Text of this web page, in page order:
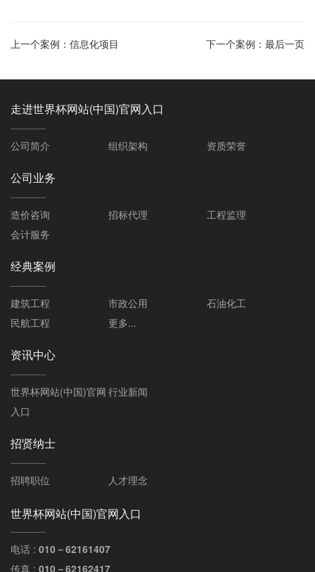
上一个案例： 信息化项目 下一个案例： 最后一页
走进世界杯网站(中国)官网入口
公司简介 组织架构 资质荣誉
公司业务
造价咨询 招标代理
工程监理
会计服务
经典案例
建筑工程 市政公用
石油化工
民航工程
更多...
资讯中心
世界杯网站(中国)官网
入口
行业新闻
招贤纳士
招聘职位 人才理念
世界杯网站(中国)官网入口
电话 : 010－62161407
传真 : 010－62162417